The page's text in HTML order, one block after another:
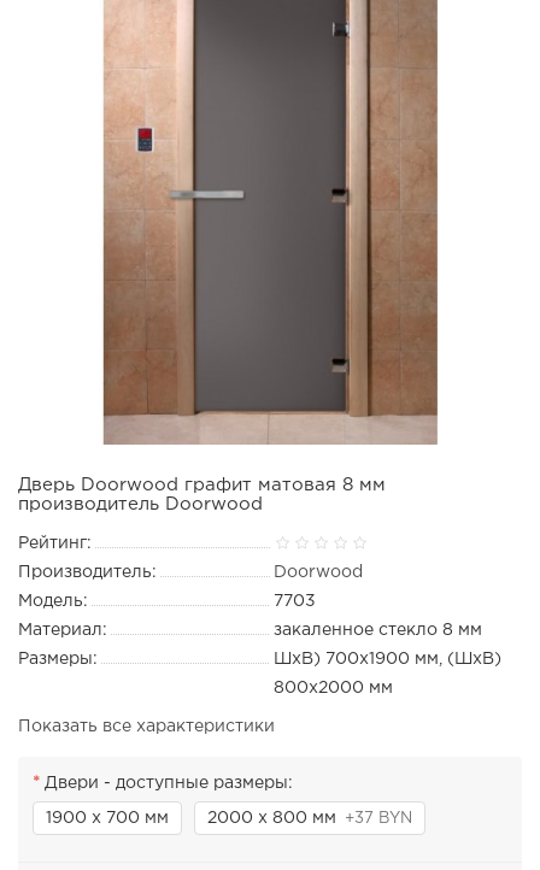
Дверь Doorwood графит матовая 8 мм
производитель Doorwood
Рейтинг:
Производитель:
Doorwood
Модель:
7703
Материал:
закаленное стекло 8 мм
Размеры:
ШхВ) 700х1900 мм, (ШхВ)
800х2000 мм
Показать все характеристики
Двери - доступные размеры:
1900 х 700 мм 2000 х 800 мм +37 BYN